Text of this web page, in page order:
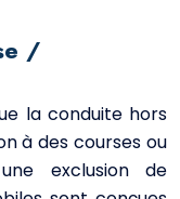
/
la conduite hors
à des courses ou
exclusion de